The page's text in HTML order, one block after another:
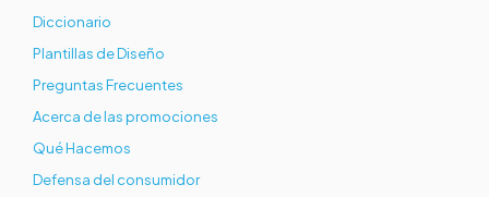
Diccionario
Plantillas de Diseño
Preguntas Frecuentes
Acerca de las promociones
Qué Hacemos
Defensa del consumidor